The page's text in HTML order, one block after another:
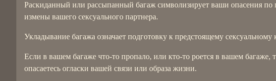
Раскиданный или рассыпанный багаж символизирует ваши опасения по
измены вашего сексуального партнера.
Укладывание багажа означает подготовку к предстоящему сексуальному
Если в вашем багаже что-то пропало, или кто-то роется в вашем багаже,
опасаетесь огласки вашей связи или образа жизни.